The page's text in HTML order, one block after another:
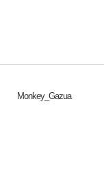
Monkey_Gazua